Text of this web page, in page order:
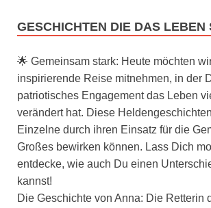
GESCHICHTEN DIE DAS LEBEN
🌟 Gemeinsam stark: Heute möchten
inspirierende Reise mitnehmen, in der
patriotisches Engagement das Leben
verändert hat. Diese
Einzelne durch ihren Einsatz für die
Großes bewirken können. Lass Dich
entdecke, wie auch Du einen
kannst!
Die Geschichte von Anna: Die Retterin